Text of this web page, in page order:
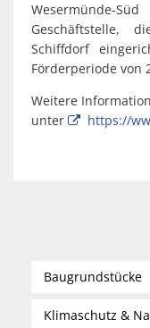
Wesermünde-
Geschäftstelle,
Schiffdorf
Förderperiode von
Weitere
unter
https://
Baugrundstücke
Klimaschutz &